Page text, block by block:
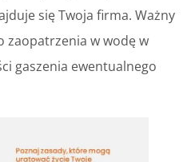
się Twoja firma. Ważny
zaopatrzenia w wodę w
gaszenia ewentualnego